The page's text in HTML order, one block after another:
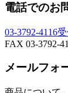
電話でのお
03-3792-4116
FAX 03-3792-
メールフォ